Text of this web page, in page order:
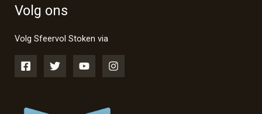
Volg ons
Volg Sfeervol Stoken via